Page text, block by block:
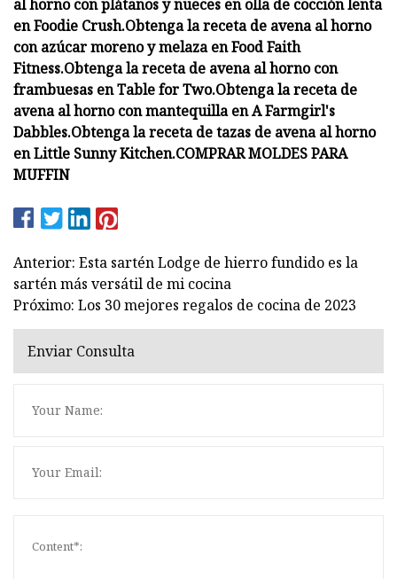
al horno con plátanos y nueces en olla de cocción lenta
en Foodie Crush.Obtenga la receta de avena al horno
con azúcar moreno y melaza en Food Faith
Fitness.Obtenga la receta de avena al horno con
frambuesas en Table for Two.Obtenga la receta de
avena al horno con mantequilla en A Farmgirl's
Dabbles.Obtenga la receta de tazas de avena al horno
en Little Sunny Kitchen.COMPRAR MOLDES PARA
MUFFIN
Anterior: Esta sartén Lodge de hierro fundido es la
sartén más versátil de mi cocina
Próximo: Los 30 mejores regalos de cocina de 2023
Enviar Consulta